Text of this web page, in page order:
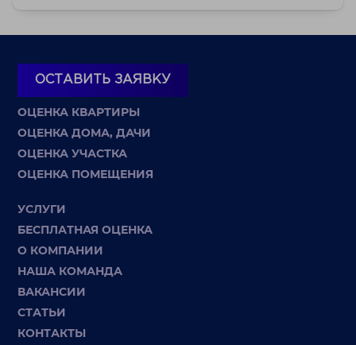
ОСТАВИТЬ ЗАЯВКУ
ОЦЕНКА КВАРТИРЫ
ОЦЕНКА ДОМА, ДАЧИ
ОЦЕНКА УЧАСТКА
ОЦЕНКА ПОМЕЩЕНИЯ
УСЛУГИ
БЕСПЛАТНАЯ ОЦЕНКА
О КОМПАНИИ
НАША КОМАНДА
ВАКАНСИИ
СТАТЬИ
КОНТАКТЫ